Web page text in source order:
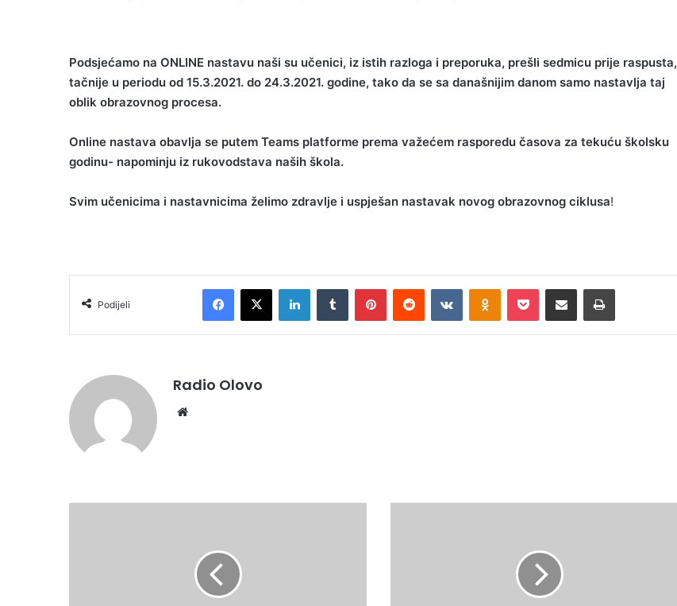
Podsjećamo na ONLINE nastavu naši su učenici, iz istih razloga i preporuka, prešli sedmicu prije raspusta,
tačnije u periodu od 15.3.2021. do 24.3.2021. godine, tako da se sa današnijim danom samo nastavlja taj
oblik obrazovnog procesa.
Online nastava obavlja se putem Teams platforme prema važećem rasporedu časova za tekuću školsku
godinu- napominju iz rukovodstava naših škola.
Svim učenicima i nastavnicima želimo zdravlje i uspješan nastavak novog obrazovnog ciklusa!
Podijeli
Facebook
X LinkedInTumblr PinterestReddit VKontakteOdnoklassniki
Pocket Podijeli putem Emaila Print
Radio Olovo